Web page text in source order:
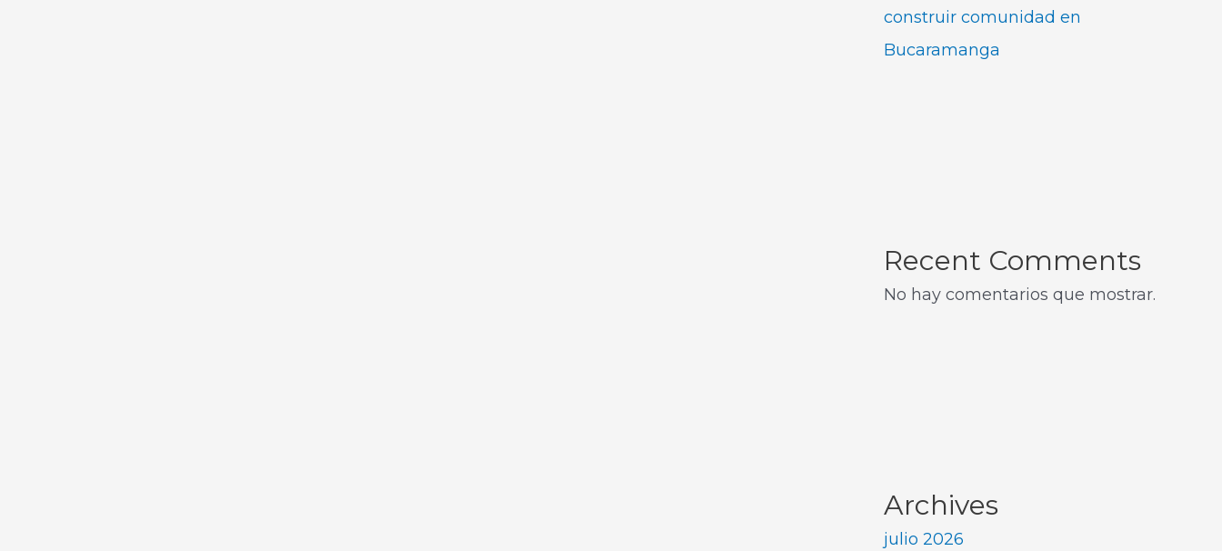
construir comunidad en
Bucaramanga
Recent Comments
No hay comentarios que mostrar.
Archives
julio 2026